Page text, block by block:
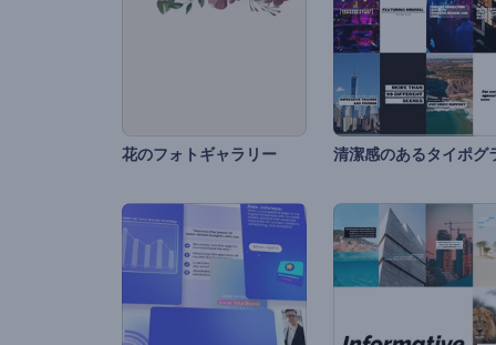
花のフォトギャラリー